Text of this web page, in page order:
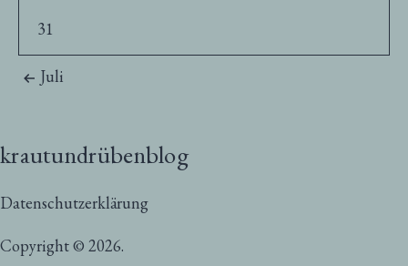
31
Juli
krautundrübenblog
Copyright © 2026.
Datenschutzerklärung